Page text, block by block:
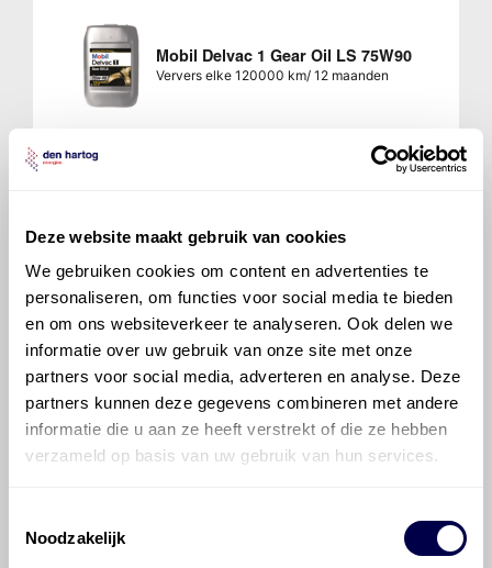
Deze website maakt gebruik van cookies
We gebruiken cookies om content en advertenties te
personaliseren, om functies voor social media te bieden
en om ons websiteverkeer te analyseren. Ook delen we
informatie over uw gebruik van onze site met onze
partners voor social media, adverteren en analyse. Deze
partners kunnen deze gegevens combineren met andere
informatie die u aan ze heeft verstrekt of die ze hebben
verzameld op basis van uw gebruik van hun services.
Noodzakelijk
Mobil Delvac 1 Gear Oil LS 75W90
Ververs elke 120000 km/ 12 maanden
Mobil Delvac 1 Gear Oil 75W140
Ververs elke 120000 km/ 12 maanden
Handgeschakelde versnellingsbak
SR 2000 12/2
Inhoud 11 liter
Mobilgard ADL 30